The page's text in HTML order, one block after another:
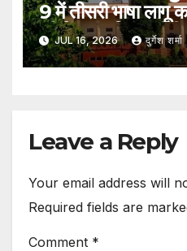
9 में तीसरी भाषा लागू
की चिंता, जस्टिस बीवी
पर बढ़ेगा अनावश्यक
JUL 16, 2026 दुर्गेश शर्मा
Leave a Reply
Your email address will
Required fields are
Comment *